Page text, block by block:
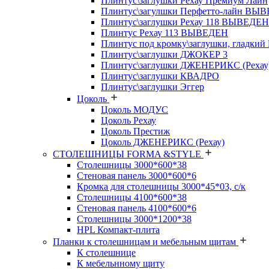
Плинтус\загулшки Перфетто-лайн
Плинтус\заглушки Рехау 118 ВЫВЕДЕН
Плинтус Рехау 113 ВЫВЕДЕН
Плинтус под кромку\заглушки, гладкий
Плинтус\заглушки ДЖОКЕР 3
Плинтус\заглушки ДЖЕНЕРИКС
Плинтус\заглушки КВАДРО
Плинтус\заглушки Эггер
Цоколь
Цоколь МОДУС
Цоколь Рехау
Цоколь Престиж
Цоколь ДЖЕНЕРИКС (Рехау)
СТОЛЕШНИЦЫ FORMA &STYLE
Столешницы 3000*600*38
Стеновая панель 3000*600*6
Кромка для столешницы 3000*45*03, с/к
Столешницы 4100*600*38
Стеновая панель 4100*600*6
Столешницы 3000*1200*38
HPL Компакт-плита
Планки к столешницам и мебельным щитам
К столешнице
К мебельнному щиту